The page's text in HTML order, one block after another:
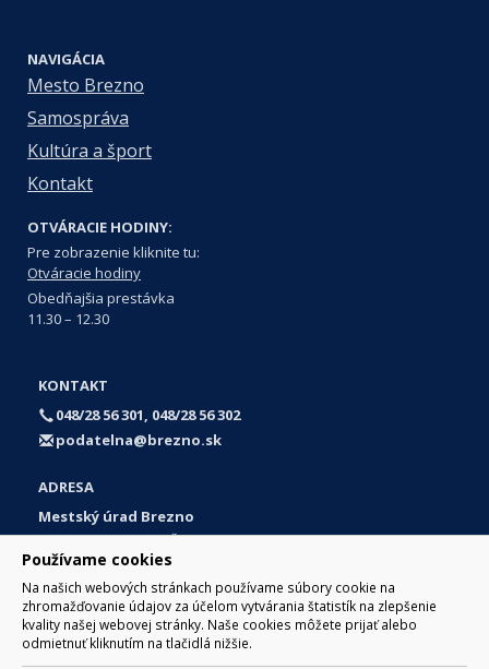
Používame cookies
Na našich webových stránkach používame súbory cookie na
zhromažďovanie údajov za účelom vytvárania štatistík na zlepšenie
kvality našej webovej stránky. Naše cookies môžete prijať alebo
odmietnuť kliknutím na tlačidlá nižšie.
NAVIGÁCIA
Mesto Brezno
Samospráva
Kultúra a šport
Kontakt
OTVÁRACIE HODINY:
Pre zobrazenie kliknite tu:
Otváracie hodiny
Obedňajšia prestávka
11.30 – 12.30
KONTAKT
048/28 56 301, 048/28 56 302
podatelna@brezno.sk
ADRESA
Mestský úrad Brezno
Námestie gen. M. R. Štefánika 1
977 01 Brezno
Slovakia (Slovak Republic)